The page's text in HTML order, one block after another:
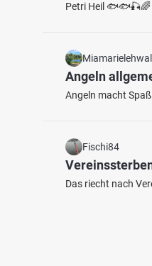
Petri Heil 🐟🐟🎣🌈
Angeln
Angeln macht
Fischi84
Das riecht nach